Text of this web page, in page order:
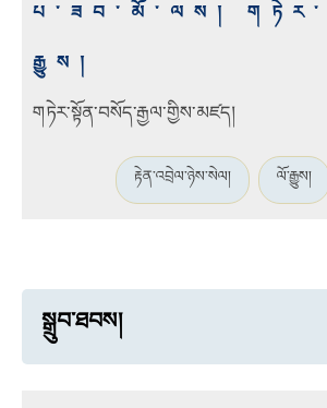
པ་ཟབ་མོ་ལས།
རྒྱུས།
གཏེར་སྟོན་བསོད་རྒྱལ་གྱིས་མཛད།
རྟེན་འབྲེལ་ཉེས་སེལ། ལོ་རྒྱུས།
སྒྲུབ་ཐབས།